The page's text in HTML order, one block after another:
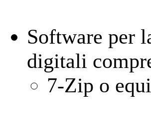
Software per
digitali
7-Zip o